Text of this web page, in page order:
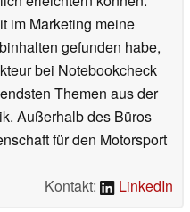
im Marketing meine
gefunden habe,
bei Notebookcheck
Themen aus der
Außerhalb des Büros
für den Motorsport
Kontakt:
LinkedIn